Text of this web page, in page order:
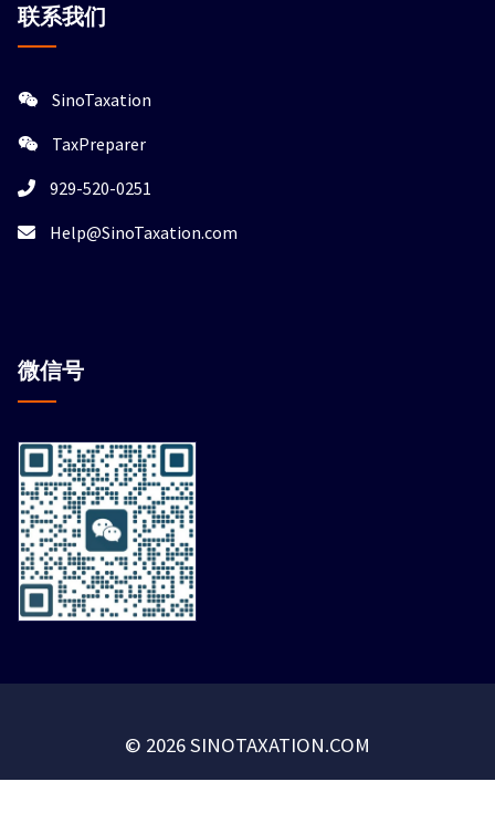
联系我们
SinoTaxation
TaxPreparer
929-520-0251
Help@SinoTaxation.com
微信号
© 2026 SINOTAXATION.COM